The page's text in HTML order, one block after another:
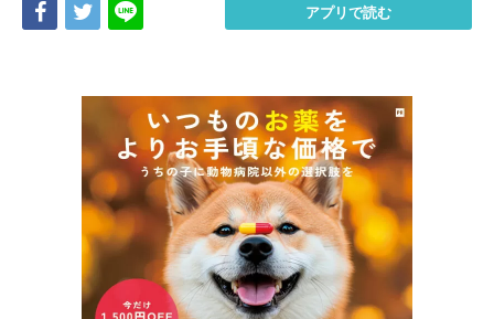
Share Tweet アプリで読む